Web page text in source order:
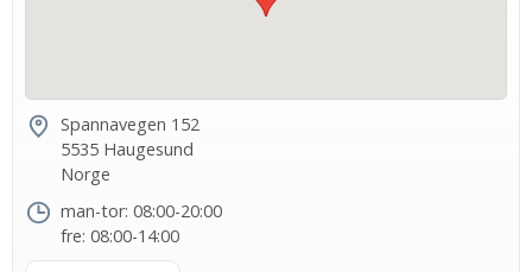
Spannavegen 152
5535 Haugesund
Norge
man-tor: 08:00-20:00
fre: 08:00-14:00